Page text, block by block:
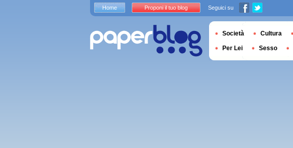
Home Proponi il tuo blog Seguici su
Società Cultura
Per Lei Sesso